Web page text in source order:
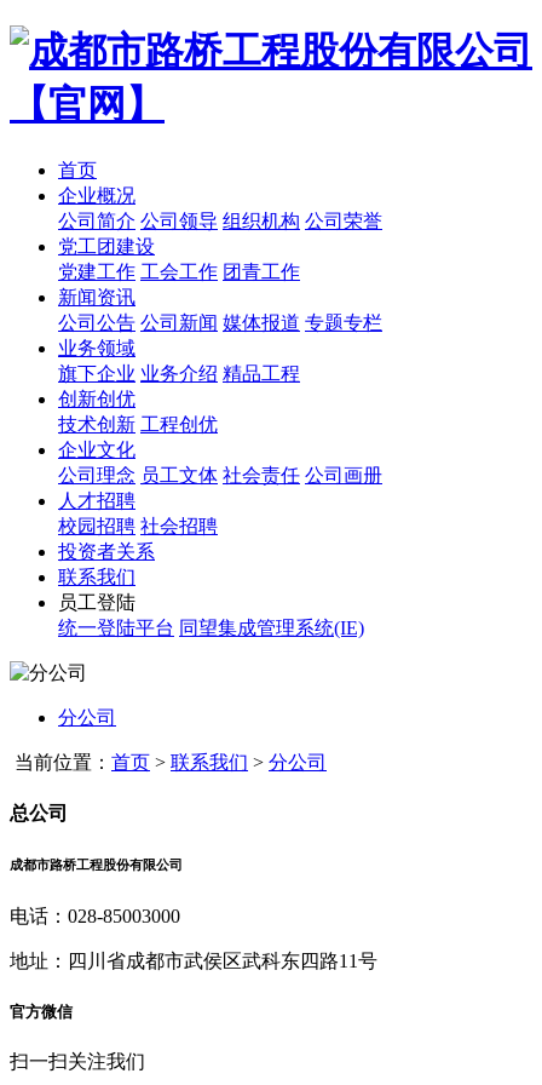
首页
企业概况
公司简介 公司领导 组织机构 公司荣誉
党工团建设
党建工作 工会工作 团青工作
新闻资讯
公司公告 公司新闻 媒体报道 专题专栏
业务领域
旗下企业 业务介绍 精品工程
创新创优
技术创新 工程创优
企业文化
公司理念 员工文体 社会责任 公司画册
人才招聘
校园招聘 社会招聘
投资者关系
联系我们
员工登陆
统一登陆平台 同望集成管理系统(IE)
分公司
当前位置： 首页 > 联系我们 > 分公司
总公司
成都市路桥工程股份有限公司
电话：028-85003000
地址：四川省成都市武侯区武科东四路11号
官方微信
扫一扫关注我们